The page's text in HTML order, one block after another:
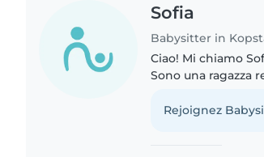
Sofia
Babysitter in
Ciao! Mi chiamo
Sono una ragazza
sempre piaciuto..
Rejoignez